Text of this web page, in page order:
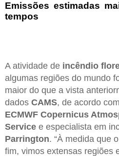
Emissões estimadas
tempos
A atividade de incêndio
algumas regiões do mundo
maior do que a vista
dados CAMS, de acordo
ECMWF Copernicus
Service e especialista em
Parrington. “À medida que
fim, vimos extensas regiões